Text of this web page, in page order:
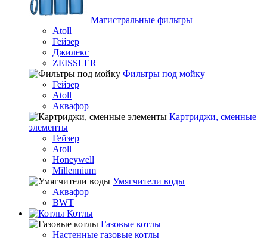
Магистральные фильтры
Atoll
Гейзер
Джилекс
ZEISSLER
Фильтры под мойку
Гейзер
Atoll
Аквафор
Картриджи, сменные
элементы
Гейзер
Atoll
Honeywell
Millennium
Умягчители воды
Аквафор
BWT
Котлы
Гaзовые котлы
Настенные газовые котлы